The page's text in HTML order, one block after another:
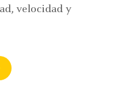
velocidad y